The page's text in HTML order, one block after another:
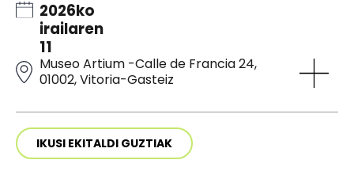
2026ko
irailaren
11
Museo Artium -Calle de Francia 24,
01002, Vitoria-Gasteiz
IKUSI EKITALDI GUZTIAK